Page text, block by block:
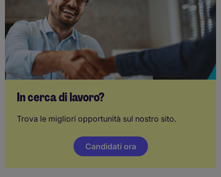
In cerca di lavoro?
Trova le migliori opportunità sul nostro sito.
Candidati ora